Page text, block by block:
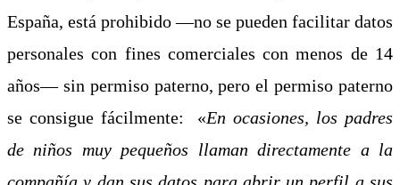
España, está prohibido —no se pueden facilitar datos
personales con fines comerciales con menos de 14
años— sin permiso paterno, pero el permiso paterno
se consigue fácilmente: «En ocasiones, los padres
de niños muy pequeños llaman directamente a la
compañía y dan sus datos para abrir un perfil a sus